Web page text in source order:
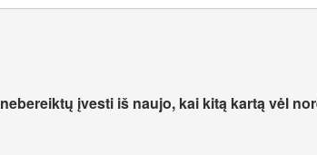
įvesti iš naujo, kai kitą kartą vėl